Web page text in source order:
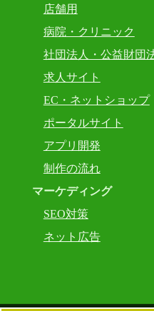
店舗用
病院・クリニック
社団法人・公益財団
求人サイト
EC・ネットショップ
ポータルサイト
アプリ開発
制作の流れ
マーケディング
SEO対策
ネット広告